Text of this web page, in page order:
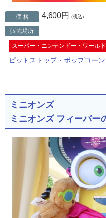
価 格 4,600円 (税込)
販売場所
スーパー・ニンテンドー・ワールド
ピットストップ・ポップコーン
ミニオンズ
ミニオンズ フィーバー